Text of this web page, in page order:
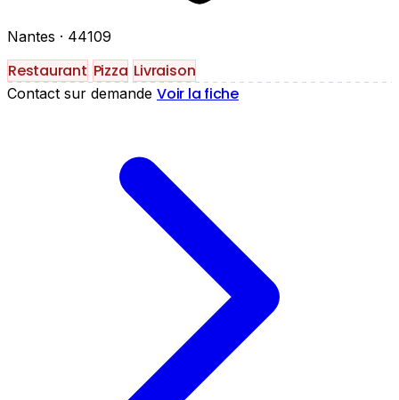
Nantes · 44109
Restaurant Pizza Livraison
Contact sur demande Voir la fiche